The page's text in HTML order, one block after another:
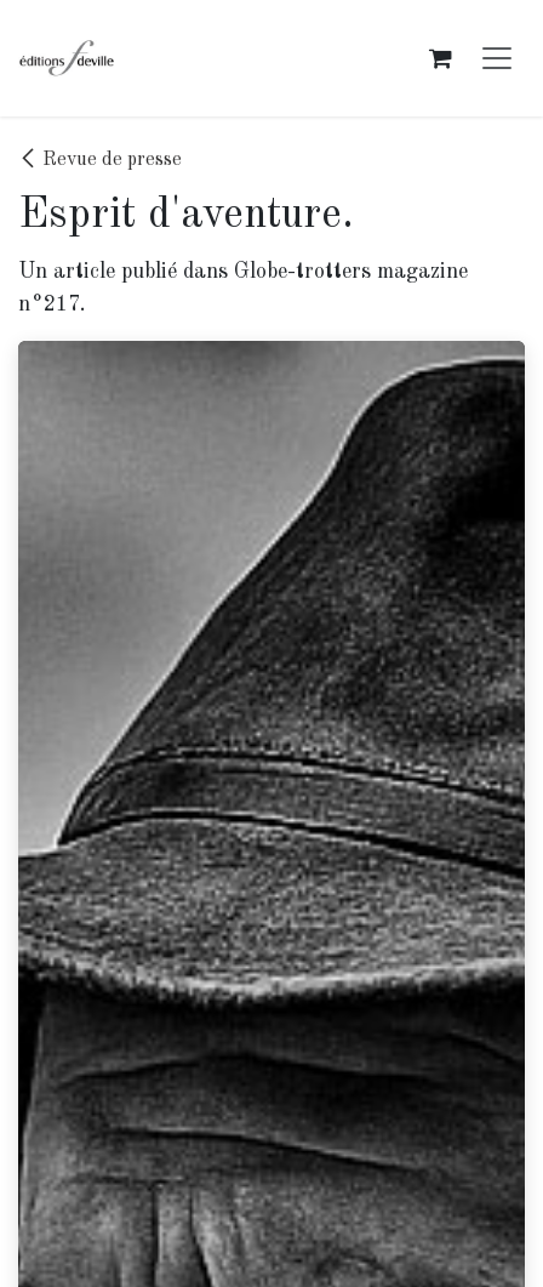
Revue de presse
Esprit d'aventure.
Un article publié dans Globe-trotters magazine
n°217.